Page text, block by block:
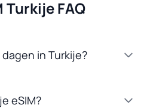
Turkije FAQ
in Turkije?
eSIM?